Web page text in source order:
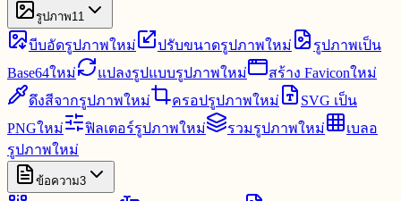
รูปภาพ11
บีบอัดรูปภาพใหม่ ปรับขนาดรูปภาพใหม่
รูปภาพเป็น
Base64ใหม่ แปลงรูปแบบรูปภาพใหม่ สร้าง Faviconใหม่
ดึงสีจากรูปภาพใหม่ ครอปรูปภาพใหม่
SVG เป็น
PNGใหม่ ฟิลเตอร์รูปภาพใหม่ รวมรูปภาพใหม่
เบลอ
รูปภาพใหม่
ข้อความ3